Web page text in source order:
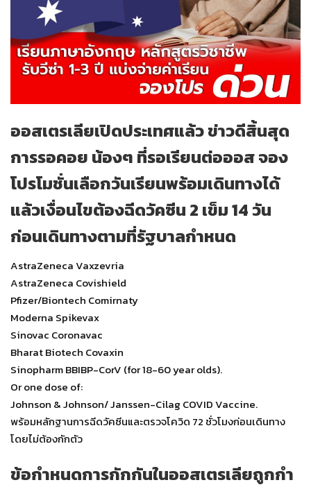
ออสเตรเลียเปิดประเทศแล้วข่าวดีสิ้นสุด
การรอคอย น้องๆ ที่รอเรียนต่อออส จอง
โปรโมชั่นเลือกวันเรียนพร้อมเดินทางได้
แล้วเงื่อนไขต้องฉีดวัคซีน 2 เข็ม 14 วัน
ก่อนเดินทางตามที่รัฐบาลกำหนด
AstraZeneca Vaxzevria
AstraZeneca Covishield
Pfizer/Biontech Comirnaty
Moderna Spikevax
Sinovac Coronavac
Bharat Biotech Covaxin
Sinopharm BBIBP-CorV (for 18-60 year olds).
Or one dose of:
Johnson & Johnson/ Janssen-Cilag COVID Vaccine.
พร้อมหลักฐานการฉีดวัคซีนและตรวจโควิด 72 ชั่วโมงก่อนเดินทาง
โดยไม่ต้องกักตัว
ข้อกําหนดการกักกันในออสเตรเลียถูกกํา